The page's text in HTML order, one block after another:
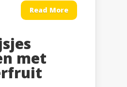
Read More
met